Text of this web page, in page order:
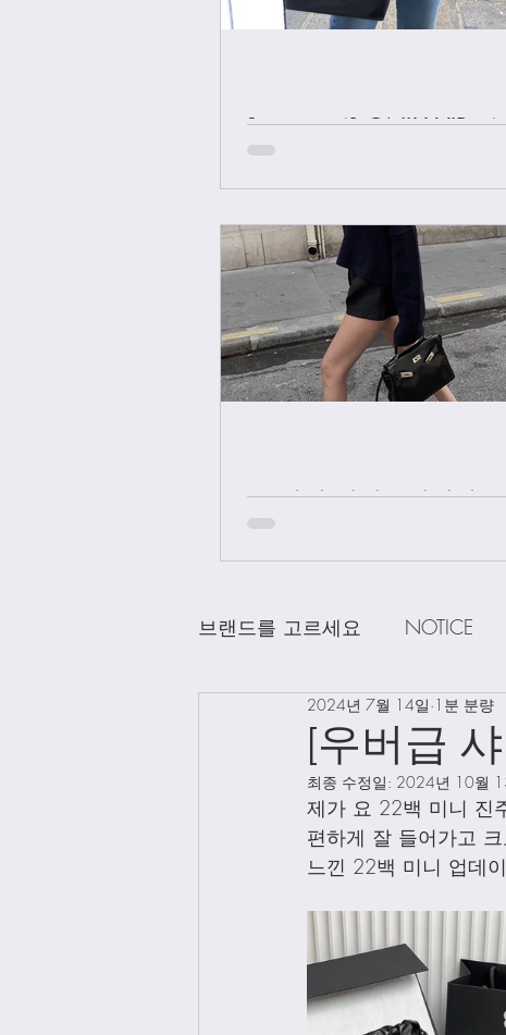
[중요공지] ONLY VIP 샤
에르메스 올수공
급 차이 알려드립니다.
브랜드를 고르세요 NOTICE
CHANEL DELVAUX DIOR
LV Loro Piana
[우버급
2024년 7월 14일 1분 분량
최종 수정일: 2024년 10월
제가 요 22백 미니 진
편하게 잘 들어가고
느낀 22백 미니 업데